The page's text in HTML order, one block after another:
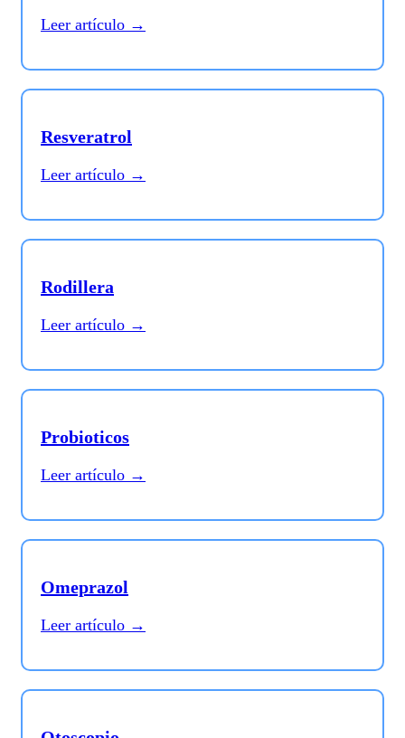
Leer artículo →
Resveratrol
Leer artículo →
Rodillera
Leer artículo →
Probioticos
Leer artículo →
Omeprazol
Leer artículo →